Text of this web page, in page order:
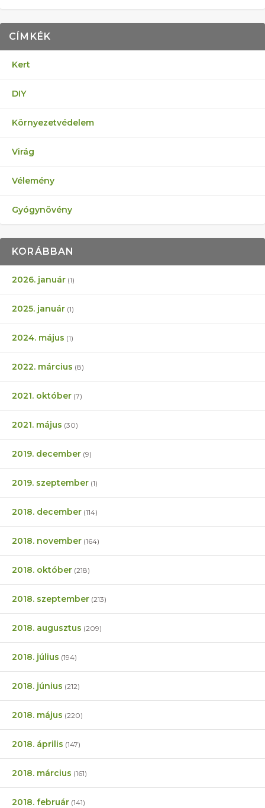
CÍMKÉK
Kert
DIY
Környezetvédelem
Virág
Vélemény
Gyógynövény
KORÁBBAN
2026. január (1)
2025. január (1)
2024. május (1)
2022. március (8)
2021. október (7)
2021. május (30)
2019. december (9)
2019. szeptember (1)
2018. december (114)
2018. november (164)
2018. október (218)
2018. szeptember (213)
2018. augusztus (209)
2018. július (194)
2018. június (212)
2018. május (220)
2018. április (147)
2018. március (161)
2018. február (141)